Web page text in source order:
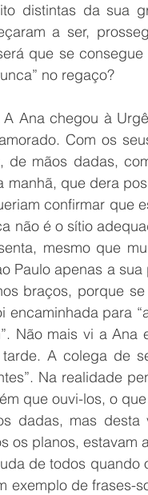
distintas da sua
a ser,
que se
no regaço?
Ana chegou à
Com os
de mãos dadas,
que dera
confirmar que
não é o sítio
mesmo que
Paulo apenas a
braços, porque
para
Não mais vi a Ana
A colega de
Na realidade
dadas, mas desta
os planos, estavam
de todos quando
exemplo de frases-